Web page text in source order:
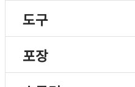
도구
포장